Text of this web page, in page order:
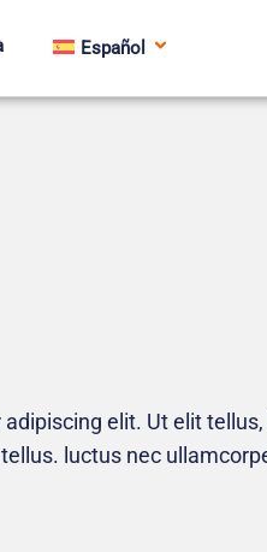
Español
elit. Ut elit
luctus nec